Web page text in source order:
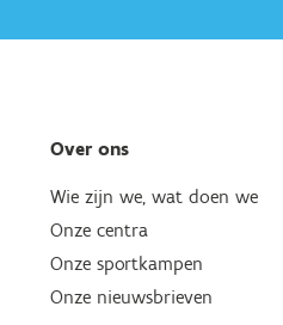
Over ons
Wie zijn we, wat doen we
Onze centra
Onze sportkampen
Onze nieuwsbrieven